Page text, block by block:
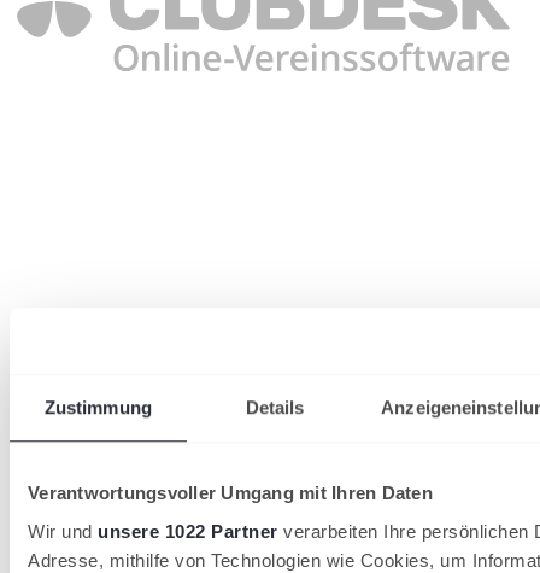
Zustimmung Details
Verantwortungsvoller Umgang mit Ihren Daten
Wir und unsere 1022 Partner verarbeiten Ihre persönlichen
Adresse, mithilfe von Technologien wie Cookies, um